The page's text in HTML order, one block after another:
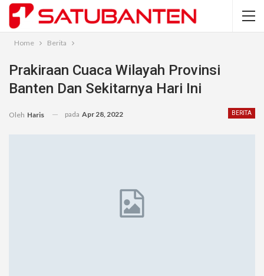
Home Berita
Prakiraan Cuaca Wilayah Provinsi
Banten Dan Sekitarnya Hari Ini
BERITA
Oleh Haris pada Apr 28, 2022